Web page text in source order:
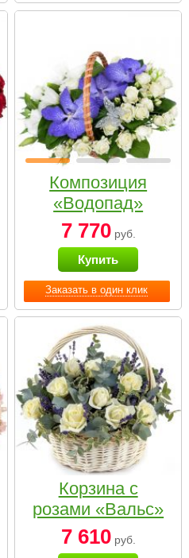
Заказать в один клик
Композиция
«Водопад»
7 770руб.
Купить
Корзина с
розами «Вальс»
7 610руб.